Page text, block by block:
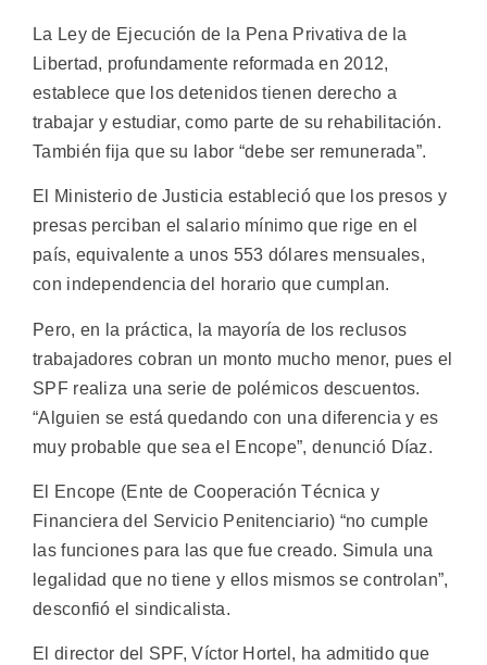
La Ley de Ejecución de la Pena Privativa de la
Libertad, profundamente reformada en 2012,
establece que los detenidos tienen derecho a
trabajar y estudiar, como parte de su rehabilitación.
También fija que su labor “debe ser remunerada”.
El Ministerio de Justicia estableció que los presos y
presas perciban el salario mínimo que rige en el
país, equivalente a unos 553 dólares mensuales,
con independencia del horario que cumplan.
Pero, en la práctica, la mayoría de los reclusos
trabajadores cobran un monto mucho menor, pues el
SPF realiza una serie de polémicos descuentos.
“Alguien se está quedando con una diferencia y es
muy probable que sea el Encope”, denunció Díaz.
El Encope (Ente de Cooperación Técnica y
Financiera del Servicio Penitenciario) “no cumple
las funciones para las que fue creado. Simula una
legalidad que no tiene y ellos mismos se controlan”,
desconfió el sindicalista.
El director del SPF, Víctor Hortel, ha admitido que